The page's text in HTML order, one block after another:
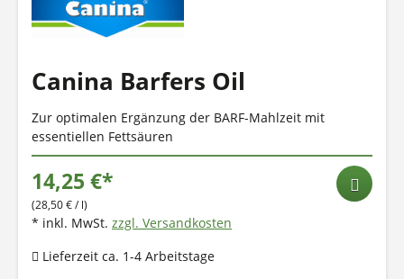
Canina Barfers Oil
Zur optimalen Ergänzung der BARF-Mahlzeit mit
essentiellen Fettsäuren
14,25 €*
(28,50 € / l)
* inkl. MwSt. zzgl. Versandkosten
Lieferzeit ca. 1-4 Arbeitstage